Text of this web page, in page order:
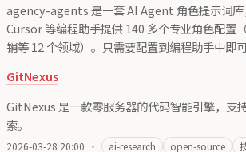
agency-agents 是一套 AI Agent 角色提示词库
Cursor 等编程助手提供 140 多个专业角色配置
销等 12 个领域）。只需要配置到编程助手中即可
GitNexus
GitNexus 是一款零服务器的代码智能引擎，支
索。
2026-03-28 20:00 · ai-research open-source